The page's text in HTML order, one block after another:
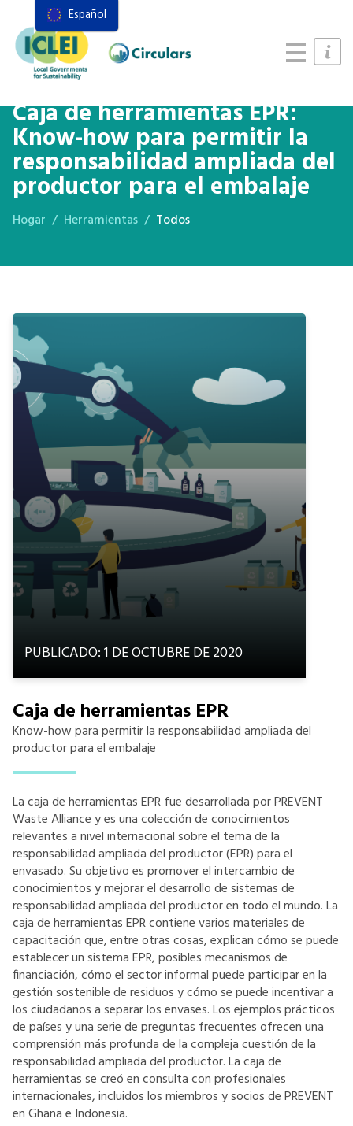
Recursos
Marco de acciones
Caja de herramientas EPR:
Know-how para permitir la
responsabilidad ampliada del
productor para el embalaje
Hogar Herramientas Todos
PUBLICADO: 1 DE OCTUBRE DE 2020
Caja de herramientas EPR
Know-how para permitir la responsabilidad ampliada del
productor para el embalaje
La caja de herramientas EPR fue desarrollada por PREVENT
Waste Alliance y es una colección de conocimientos
relevantes a nivel internacional sobre el tema de la
responsabilidad ampliada del productor (EPR) para el
envasado. Su objetivo es promover el intercambio de
conocimientos y mejorar el desarrollo de sistemas de
responsabilidad ampliada del productor en todo el mundo. La
caja de herramientas EPR contiene varios materiales de
capacitación que, entre otras cosas, explican cómo se puede
establecer un sistema EPR, posibles mecanismos de
financiación, cómo el sector informal puede participar en la
gestión sostenible de residuos y cómo se puede incentivar a
los ciudadanos a separar los envases. Los ejemplos prácticos
de países y una serie de preguntas frecuentes ofrecen una
comprensión más profunda de la compleja cuestión de la
responsabilidad ampliada del productor. La caja de
herramientas se creó en consulta con profesionales
internacionales, incluidos los miembros y socios de PREVENT
en Ghana e Indonesia.
Español